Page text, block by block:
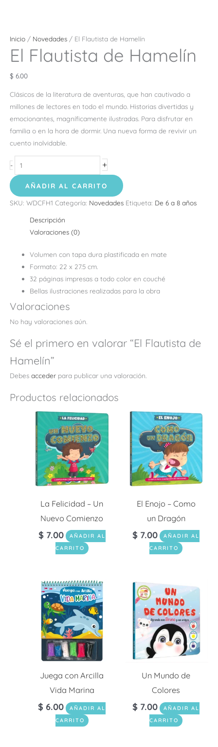
Inicio / Novedades / El Flautista de Hamelín
El Flautista de Hamelín
$ 6.00
Clásicos de la literatura de aventuras, que han cautivado a
millones de lectores en todo el mundo. Historias divertidas y
emocionantes, magníficamente ilustradas. Para disfrutar en
familia o en la hora de dormir. Una nueva forma de revivir un
cuento inolvidable.
- +
AÑADIR AL CARRITO
SKU: WDCFH1 Categoría: Novedades Etiqueta: De 6 a 8 años
Descripción
Valoraciones (0)
Volumen con tapa dura plastificada en mate
Formato: 22 x 27.5 cm.
32 páginas impresas a todo color en couché
Bellas ilustraciones realizadas para la obra
Valoraciones
No hay valoraciones aún.
Sé el primero en valorar “El Flautista de
Hamelín”
Debes acceder para publicar una valoración.
Productos relacionados
La Felicidad – Un
Nuevo Comienzo
$ 7.00
AÑADIR AL
CARRITO
El Enojo – Como
un Dragón
$ 7.00
AÑADIR AL
CARRITO
Juega con Arcilla
Vida Marina
$ 6.00
AÑADIR AL
CARRITO
Un Mundo de
Colores
$ 7.00
AÑADIR AL
CARRITO